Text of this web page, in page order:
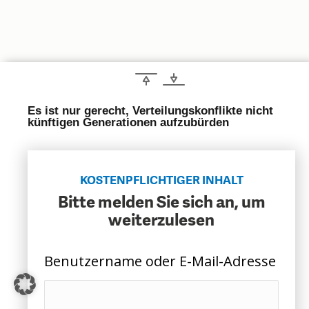
ECONOMISTS FOR FUTURE
DEUTSCHLAND
Es ist nur gerecht, Verteilungskonflikte nicht
künftigen Generationen aufzubürden
KOSTENPFLICHTIGER INHALT
Bitte melden Sie sich an, um
weiterzulesen
Benutzername oder E-Mail-Adresse